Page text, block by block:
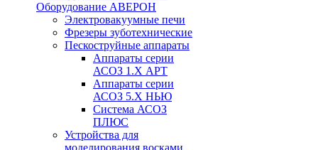
Оборудование АВЕРОН
Электровакуумные печи
Фрезеры зуботехнические
Пескоструйные аппараты
Аппараты серии
АСОЗ 1.Х АРТ
Аппараты серии
АСОЗ 5.Х НЬЮ
Система АСОЗ
ПЛЮС
Устройства для
моделирования восками